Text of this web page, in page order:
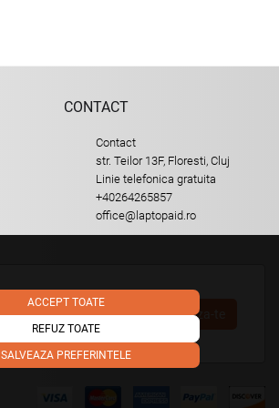
CONTACT
Contact
str. Teilor 13F, Floresti, Cluj
Linie telefonica gratuita
+40264265857
office@laptopaid.ro
Aboneaza-te
ACCEPT TOATE
REFUZ TOATE
SALVEAZA PREFERINTELE